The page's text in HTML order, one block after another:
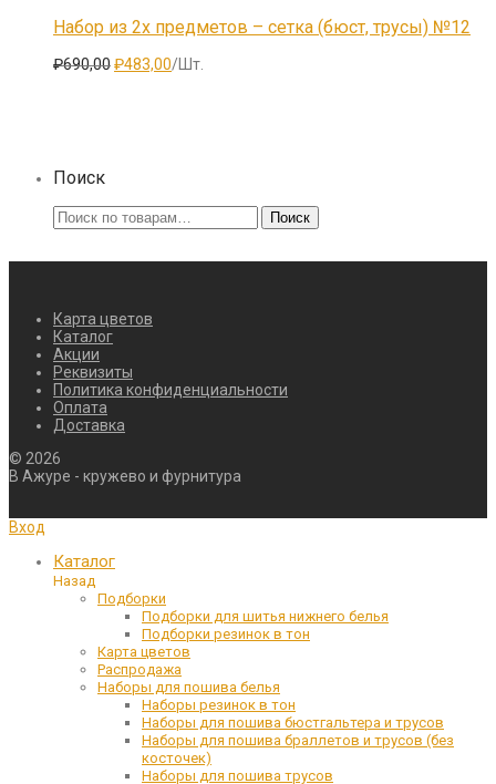
Набор из 2х предметов – сетка (бюст, трусы) №12
₽690,00Первоначальная
₽483,00Текущая
/Шт.
Поиск
Искать: Поиск
Карта цветов
Каталог
Акции
Реквизиты
Политика конфиденциальности
Оплата
Доставка
© 2026
В Ажуре - кружево и фурнитура
Вход
Каталог
Назад
Подборки
Подборки для шитья нижнего белья
Подборки резинок в тон
Карта цветов
Распродажа
Наборы для пошива белья
Наборы резинок в тон
Наборы для пошива бюстгальтера и трусов
Наборы для пошива браллетов и трусов (без
косточек)
Наборы для пошива трусов